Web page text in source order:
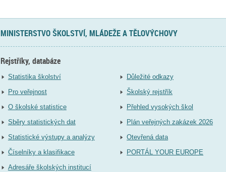
MINISTERSTVO ŠKOLSTVÍ, MLÁDEŽE A TĚLOVÝCHOVY
Rejstříky, databáze
Statistika školství
Pro veřejnost
O školské statistice
Sběry statistických dat
Statistické výstupy a analýzy
Číselníky a klasifikace
Adresáře školských institucí
Důležité odkazy
Školský rejstřík
Přehled vysokých škol
Plán veřejných zakázek 2026
Otevřená data
PORTÁL YOUR EUROPE